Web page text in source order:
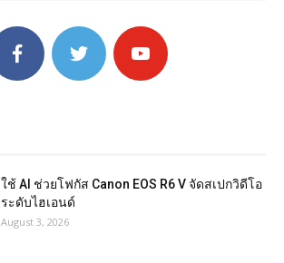
ใช้ AI ช่วยโฟกัส Canon EOS R6 V จัดสเปกวิดีโอ
ระดับไฮเอนด์
August 3, 2026